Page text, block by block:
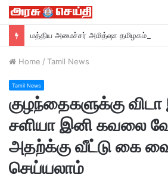
மத்திய அமைச்சர் அமித்ஷா தமிழகம்
Home / Tamil News
Tamil News
குழந்தைகளுக்கு
சளியா இனி கவலை
அதற்க்கு வீட்டு கை
செய்யலாம்